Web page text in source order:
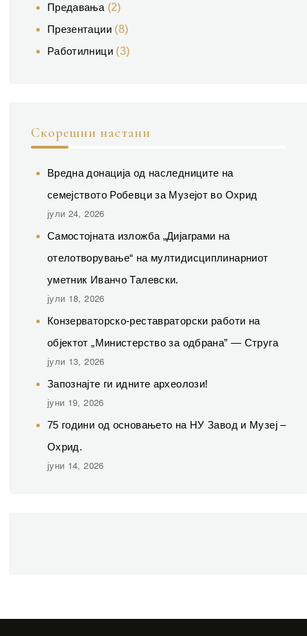
Предавања (2)
Презентации(8)
Работилници(3)
Скорешни настани
Вредна донација од наследниците на
семејството Робевци за Музејот во Охрид
јули 24, 2026
Самостојната изложба „Дијаграми на
отелотворување“ на мултидисциплинарниот
уметник Иванчо Талевски.
јули 18, 2026
Конзерваторско-реставраторски работи на
објектот „Министерство за одбрана” — Струга
јули 13, 2026
Запознајте ги идните археолози!
јуни 19, 2026
75 години од основањето на НУ Завод и Музеј –
Охрид.
јуни 14, 2026